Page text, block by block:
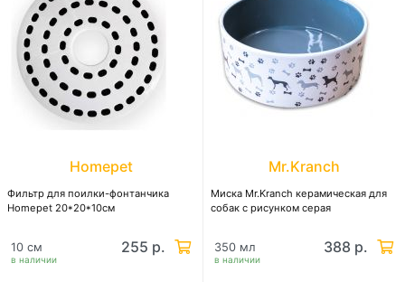
Homepet
Фильтр для поилки-фонтанчика
Homepet 20*20*10см
в наличии
10 см 255 р.
Mr.Kranch
Миска Mr.Kranch керамическая для
собак с рисунком серая
в наличии
350 мл 388 р.